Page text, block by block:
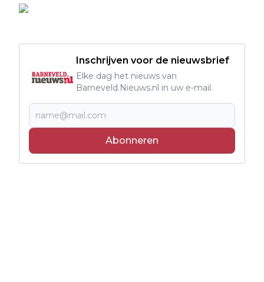
Inschrijven voor de nieuwsbrief
Elke dag het nieuws van
Barneveld.Nieuws.nl in uw e-mail.
Abonneren